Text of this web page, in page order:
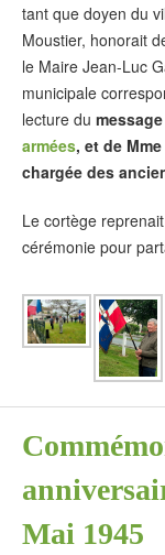
tant que doyen du
Moustier, honorait
le Maire Jean-Luc
municipale
lecture du
armées, et de
chargée des
Le cortège
cérémonie pour
Mai 1945